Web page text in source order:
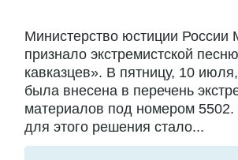
Министерство юстиции России
признало экстремистской
кавказцев». В пятницу, 10
была внесена в перечень
материалов под номером
для этого решения стало...